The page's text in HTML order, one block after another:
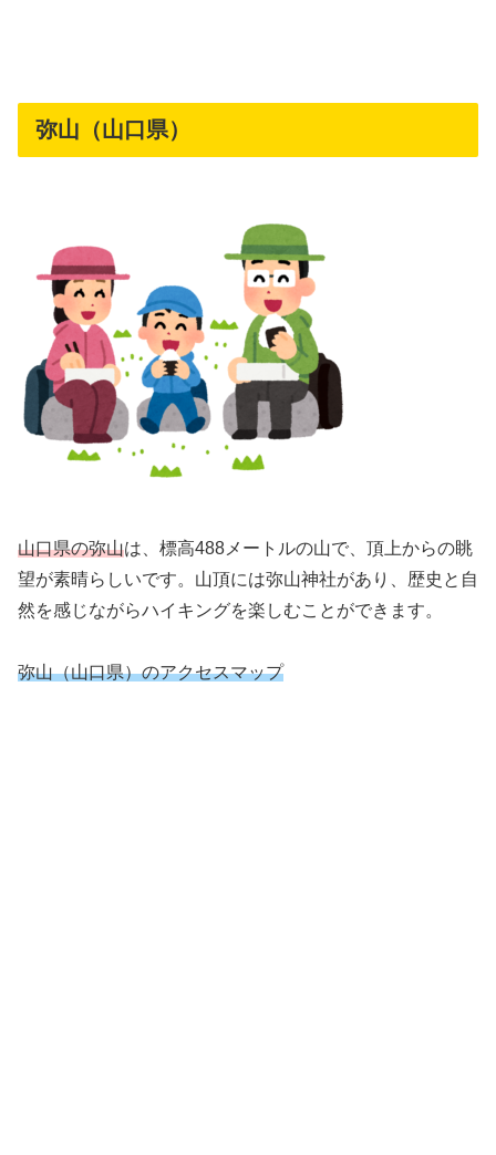
弥山（山口県）
山口県の弥山は、標高488メートルの山で、頂上からの眺
望が素晴らしいです。山頂には弥山神社があり、歴史と自
然を感じながらハイキングを楽しむことができます。
弥山（山口県）のアクセスマップ